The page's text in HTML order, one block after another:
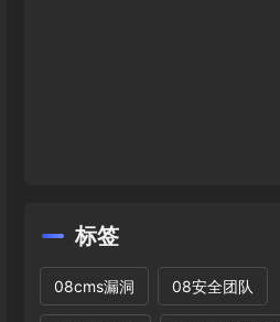
标签
08cms漏洞 08安全团队